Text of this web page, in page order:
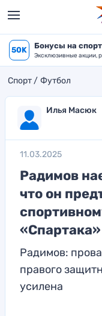
50K Бонусы на
Эксклюзивные акции,
Спорт Футбол
Илья Масюк
11.03.2025
Радимов
что он
«Спартака»
Радимов:
правого
усилена